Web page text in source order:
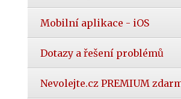
Mobilní aplikace - iOS
Dotazy a řešení problémů
Nevolejte.cz PREMIUM